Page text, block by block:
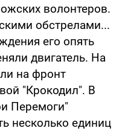
волонтеров.
обстрелами...
его опять
двигатель. На
на фронт
"Крокодил". В
Перемоги"
несколько единиц